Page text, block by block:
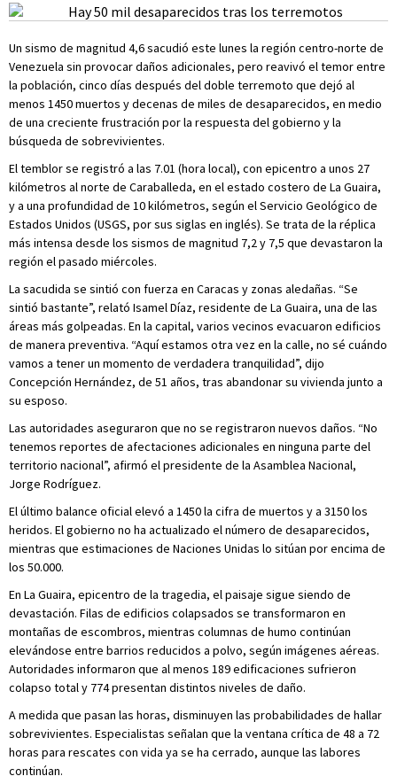
Un sismo de magnitud 4,6 sacudió este lunes la región centro-norte de
Venezuela sin provocar daños adicionales, pero reavivó el temor entre
la población, cinco días después del doble terremoto que dejó al
menos 1450 muertos y decenas de miles de desaparecidos, en medio
de una creciente frustración por la respuesta del gobierno y la
búsqueda de sobrevivientes.
El temblor se registró a las 7.01 (hora local), con epicentro a unos 27
kilómetros al norte de Caraballeda, en el estado costero de La Guaira,
y a una profundidad de 10 kilómetros, según el Servicio Geológico de
Estados Unidos (USGS, por sus siglas en inglés). Se trata de la réplica
más intensa desde los sismos de magnitud 7,2 y 7,5 que devastaron la
región el pasado miércoles.
La sacudida se sintió con fuerza en Caracas y zonas aledañas. “Se
sintió bastante”, relató Isamel Díaz, residente de La Guaira, una de las
áreas más golpeadas. En la capital, varios vecinos evacuaron edificios
de manera preventiva. “Aquí estamos otra vez en la calle, no sé cuándo
vamos a tener un momento de verdadera tranquilidad”, dijo
Concepción Hernández, de 51 años, tras abandonar su vivienda junto a
su esposo.
Las autoridades aseguraron que no se registraron nuevos daños. “No
tenemos reportes de afectaciones adicionales en ninguna parte del
territorio nacional”, afirmó el presidente de la Asamblea Nacional,
Jorge Rodríguez.
El último balance oficial elevó a 1450 la cifra de muertos y a 3150 los
heridos. El gobierno no ha actualizado el número de desaparecidos,
mientras que estimaciones de Naciones Unidas lo sitúan por encima de
los 50.000.
En La Guaira, epicentro de la tragedia, el paisaje sigue siendo de
devastación. Filas de edificios colapsados se transformaron en
montañas de escombros, mientras columnas de humo continúan
elevándose entre barrios reducidos a polvo, según imágenes aéreas.
Autoridades informaron que al menos 189 edificaciones sufrieron
colapso total y 774 presentan distintos niveles de daño.
A medida que pasan las horas, disminuyen las probabilidades de hallar
sobrevivientes. Especialistas señalan que la ventana crítica de 48 a 72
horas para rescates con vida ya se ha cerrado, aunque las labores
continúan.